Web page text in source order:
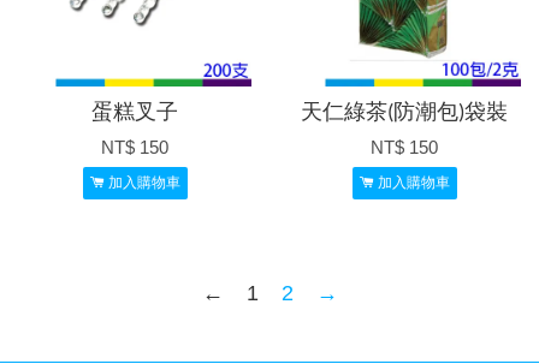
蛋糕叉子
NT$ 150
加入購物車
天仁綠茶(防潮包)袋裝
NT$ 150
加入購物車
← 1 2 →